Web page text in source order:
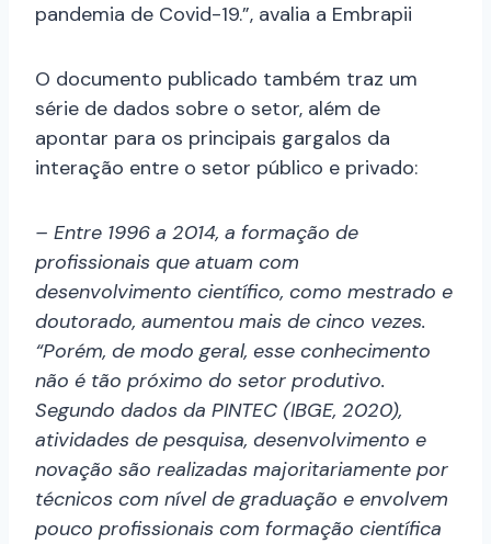
pandemia de Covid-19.”, avalia a Embrapii
O documento publicado também traz um
série de dados sobre o setor, além de
apontar para os principais gargalos da
interação entre o setor público e privado:
– Entre 1996 a 2014, a formação de
profissionais que atuam com
desenvolvimento científico, como mestrado e
doutorado, aumentou mais de cinco vezes.
“Porém, de modo geral, esse conhecimento
não é tão próximo do setor produtivo.
Segundo dados da PINTEC (IBGE, 2020),
atividades de pesquisa, desenvolvimento e
novação são realizadas majoritariamente por
técnicos com nível de graduação e envolvem
pouco profissionais com formação científica